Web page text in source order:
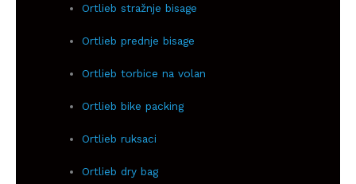
Ortlieb stražnje bisage
Ortlieb prednje bisage
Ortlieb torbice na volan
Ortlieb bike packing
Ortlieb ruksaci
Ortlieb dry bag